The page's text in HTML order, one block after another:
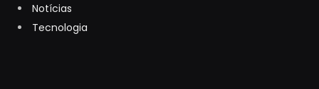
Notícias
Tecnologia